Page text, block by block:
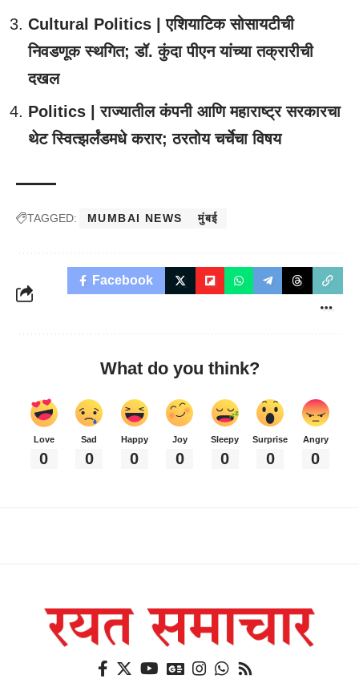
Cultural Politics | एशियाटिक सोसायटीची
निवडणूक स्थगित; डॉ. कुंदा पीएन यांच्या तक्रारीची
दखल
Politics | राज्यातील कंपनी आणि महाराष्ट्र सरकारचा
थेट स्वित्झर्लंडमधे करार; ठरतोय चर्चेचा विषय
TAGGED: MUMBAI NEWS मुंबई
Facebook
What do you think?
Love
0
Sad
0
Happy
0
Joy
0
Sleepy
0
Surprise
0
Angry
0